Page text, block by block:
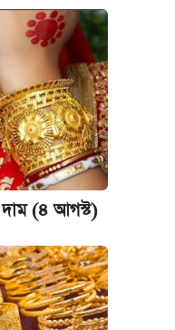
দোকানপাট
যা জানালেন
ও পিএইচডি
জানাল কর্তৃপক্ষ
নিন পদ্ধতি
দাম (৪ আগস্ট)